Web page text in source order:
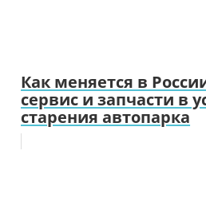
Как меняется в
сервис и запчасти в
старения автопарка